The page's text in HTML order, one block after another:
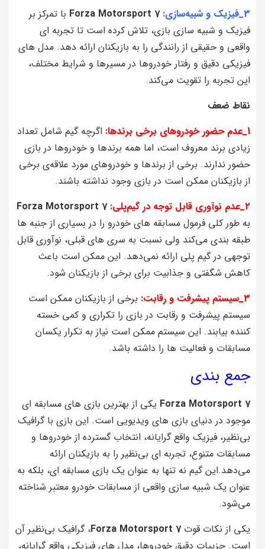
3_فیزیک و شبیه‌سازی:
Forza Motorsport 7 با تمرکز بر
فیزیک و شبیه‌ سازی بازی، تلاش کرده است تا تجربه‌ ای
واقعی و حقیقی از رانندگی را به بازیکنان ارائه دهد. مدل‌ های
فیزیکی دقیق و رفتار خودروها در مسیرها و شرایط مختلف،
این تجربه را تقویت می‌کند.
نقاط ضعف
1_عدم حضور خودروهای برخی برندها:
اگرچه گیم شامل تعداد
زیادی برند معروف است، اما همه برندها و خودروها در بازی
حضور ندارند. برخی از برندها و خودروهای مورد علاقه‌ی برخی
از بازیکنان ممکن است در بازی وجود نداشته باشند.
2_عدم نوآوری قابل توجه در گیم‌پلی:
Forza Motorsport 7
به طور کلی فرمول مسابقه‌ های خودرو را در بسیاری از جنبه‌ ها
طبقه‌ بندی می‌کند ولی نسبت به سری‌ های قبلی، نوآوری قابل
توجهی در گیم‌ پلی ارائه نمی‌دهد. این ممکن است باعث
کاهش شگفتی و جذابیت برای برخی از بازیکنان شود.
3_سیستم پیشرفت و رقابت:
برخی از بازیکنان ممکن است
سیستم پیشرفت و رقابت در بازی را تکراری و کمی خسته‌
کننده بیابند. این سیستم ممکن است نیاز به تکرار یکسان
مسابقات و فعالیت‌ ها را داشته باشد.
جمع بندی
Forza Motorsport 7 یکی از بهترین بازی‌ های مسابقه‌ ای
موجود در دنیای بازی‌ های ویدیویی است. این بازی با گرافیک
بی‌نظیر، فیزیک واقع‌ گرایانه، انتخاب گسترده از خودروها و
مسابقات متنوع، تجربه‌ ای بی‌نظیر را به بازیکنان ارائه
می‌دهد.این گیم نه تنها به عنوان یک بازی مسابقه‌ ای، بلکه به
عنوان یک شبیه‌ سازی واقعی از مسابقات خودرو معتبر شناخته
می‌شود.
یکی از نکات قوتForza Motorsport 7، گرافیک بی‌نظیر آن
است. جزییات دقیق خودروها، مدل‌ های فیزیکی واقع‌ گرایانه،